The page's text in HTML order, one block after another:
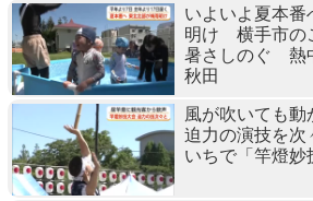
いよいよ夏本
明け 横手市の
暑さしのぐ 熱
秋田
風が吹いても
迫力の演技を
いちで「竿燈